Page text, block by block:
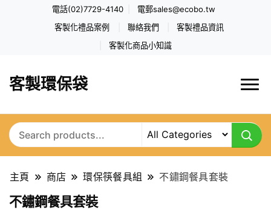
電話(02)7729-4140 電郵sales@ecobo.tw
客製化禮品案例 聯絡我們 客製禮品資訊
客製化商品小知識
客製環保袋
主頁 商店 環保筷餐具組 不鏽鋼餐具套裝
不鏽鋼餐具套裝